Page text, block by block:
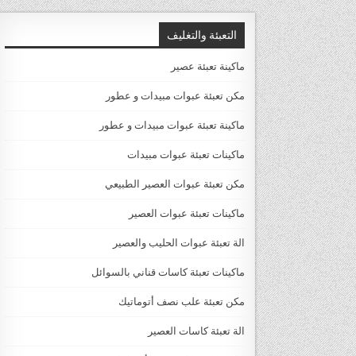
التعبئة والتغليف
ماكينة تعبئة عصير
مكن تعبئة عبوات مبيدات و عطور
ماكينة تعبئة عبوات مبيدات و عطور
ماكينات تعبئة عبوات مبيدات
مكن تعبئة عبوات العصير الطبيعي
ماكينات تعبئة عبوات العصير
الة تعبئة عبوات الحليب والعصير
ماكينات تعبئة كاسات قناني بالسوائل
مكن تعبئة علب نصف أتوماتيك
الة تعبئة كاسات العصير